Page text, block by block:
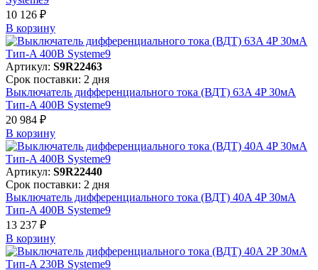
10 126 ₽
В корзинy
Артикул: S9R22463
Срок поставки: 2 дня
Выключатель дифференциального тока (ВДТ) 63A 4P 30мА
Тип-A 400В Systeme9
20 984 ₽
В корзинy
Артикул: S9R22440
Срок поставки: 2 дня
Выключатель дифференциального тока (ВДТ) 40A 4P 30мА
Тип-A 400В Systeme9
13 237 ₽
В корзинy